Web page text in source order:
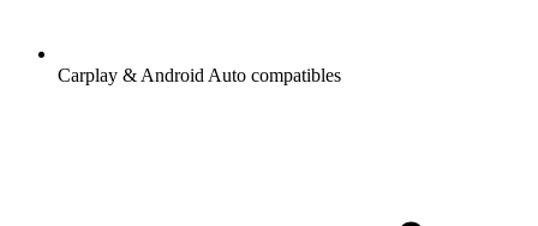
Carplay & Android Auto compatibles